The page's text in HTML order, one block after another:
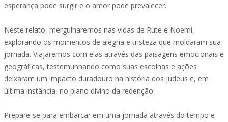
esperança pode surgir e o amor pode prevalecer.
Neste relato, mergulharemos nas vidas de Rute e Noemi,
explorando os momentos de alegria e tristeza que moldaram sua
jornada. Viajaremos com elas através das paisagens emocionais e
geográficas, testemunhando como suas escolhas e ações
deixaram um impacto duradouro na história dos judeus e, em
última instância, no plano divino da redenção.
Prepare-se para embarcar em uma jornada através do tempo e